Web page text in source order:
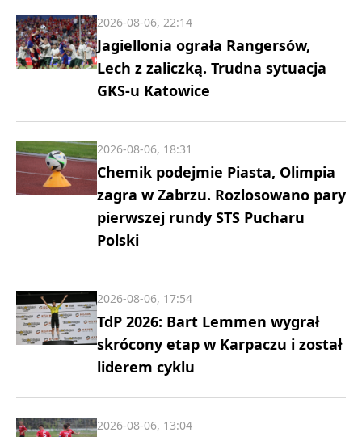
Jagiellonia ograła Rangersów,
Lech z zaliczką. Trudna sytuacja
GKS-u Katowice
2026-08-06, 22:14
Chemik podejmie Piasta, Olimpia
zagra w Zabrzu. Rozlosowano pary
pierwszej rundy STS Pucharu
Polski
2026-08-06, 18:31
TdP 2026: Bart Lemmen wygrał
skrócony etap w Karpaczu i został
liderem cyklu
2026-08-06, 17:54
2026-08-06, 13:04